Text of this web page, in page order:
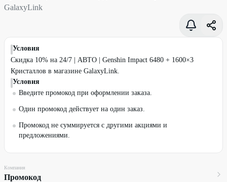
GalaxyLink
Условия
Скидка 10% на 24/7 | АВТО | Genshin Impact 6480 + 1600×3
Кристаллов в магазине GalaxyLink.
Условия
Введите промокод при оформлении заказа.
Один промокод действует на один заказ.
Промокод не суммируется с другими акциями и
предложениями.
Компания
Промокод